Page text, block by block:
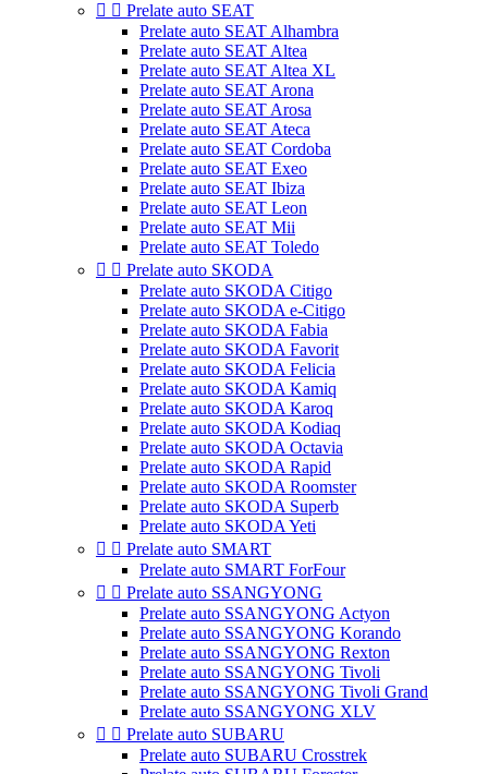
  Prelate auto SEAT
Prelate auto SEAT Alhambra
Prelate auto SEAT Altea
Prelate auto SEAT Altea XL
Prelate auto SEAT Arona
Prelate auto SEAT Arosa
Prelate auto SEAT Ateca
Prelate auto SEAT Cordoba
Prelate auto SEAT Exeo
Prelate auto SEAT Ibiza
Prelate auto SEAT Leon
Prelate auto SEAT Mii
Prelate auto SEAT Toledo
  Prelate auto SKODA
Prelate auto SKODA Citigo
Prelate auto SKODA e-Citigo
Prelate auto SKODA Fabia
Prelate auto SKODA Favorit
Prelate auto SKODA Felicia
Prelate auto SKODA Kamiq
Prelate auto SKODA Karoq
Prelate auto SKODA Kodiaq
Prelate auto SKODA Octavia
Prelate auto SKODA Rapid
Prelate auto SKODA Roomster
Prelate auto SKODA Superb
Prelate auto SKODA Yeti
  Prelate auto SMART
Prelate auto SMART ForFour
  Prelate auto SSANGYONG
Prelate auto SSANGYONG Actyon
Prelate auto SSANGYONG Korando
Prelate auto SSANGYONG Rexton
Prelate auto SSANGYONG Tivoli
Prelate auto SSANGYONG Tivoli Grand
Prelate auto SSANGYONG XLV
  Prelate auto SUBARU
Prelate auto SUBARU Crosstrek